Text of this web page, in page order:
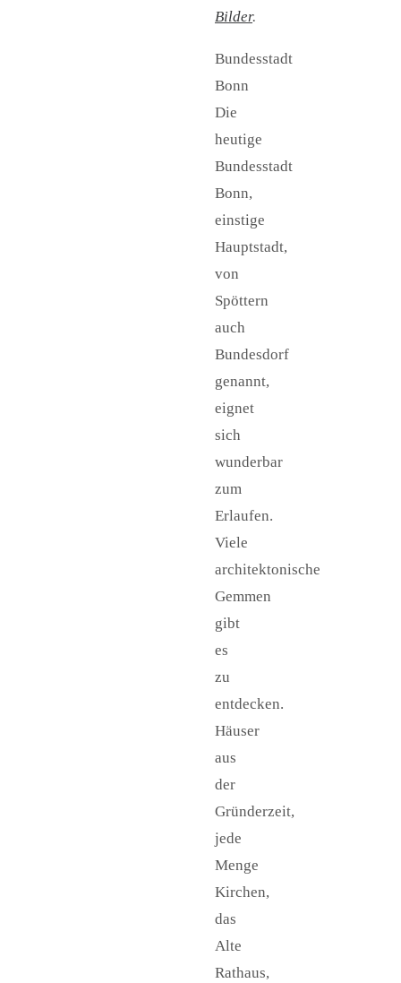
Bilder.
Bundesstadt
Bonn
Die
heutige
Bundesstadt
Bonn,
einstige
Hauptstadt,
von
Spöttern
auch
Bundesdorf
genannt,
eignet
sich
wunderbar
zum
Erlaufen.
Viele
architektonische
Gemmen
gibt
es
zu
entdecken.
Häuser
aus
der
Gründerzeit,
jede
Menge
Kirchen,
das
Alte
Rathaus,